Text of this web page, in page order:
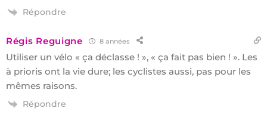
Répondre
Régis Reguigne 8 années
Utiliser un vélo « ça déclasse ! », « ça fait pas bien ! ». Les
à prioris ont la vie dure; les cyclistes aussi, pas pour les
mêmes raisons.
Répondre